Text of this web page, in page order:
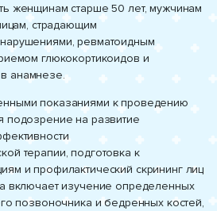
женщинам старше 50 лет, мужчинам
страдающим
ревматоидным
глюкокортикоидов и
анамнезе.
показаниями к проведению
подозрение на развитие
терапии, подготовка к
и профилактический скрининг лиц
включает изучение определенных
позвоночника и бедренных костей,